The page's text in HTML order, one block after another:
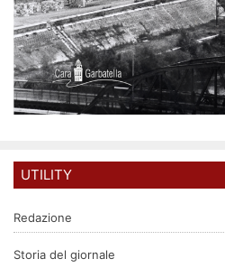
UTILITY
Redazione
Storia del giornale